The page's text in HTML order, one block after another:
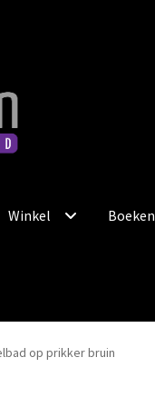
Winkel Boeken
op prikker bruin